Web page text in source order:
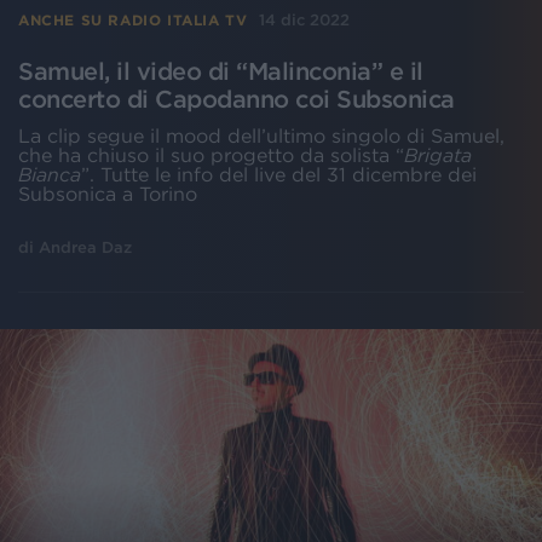
ANCHE SU RADIO ITALIA TV 14 dic 2022
Samuel, il video di “Malinconia” e il
concerto di Capodanno coi Subsonica
La clip segue il mood dell’ultimo singolo di Samuel,
che ha chiuso il suo progetto da solista “Brigata
Bianca”. Tutte le info del live del 31 dicembre dei
Subsonica a Torino
di Andrea Daz